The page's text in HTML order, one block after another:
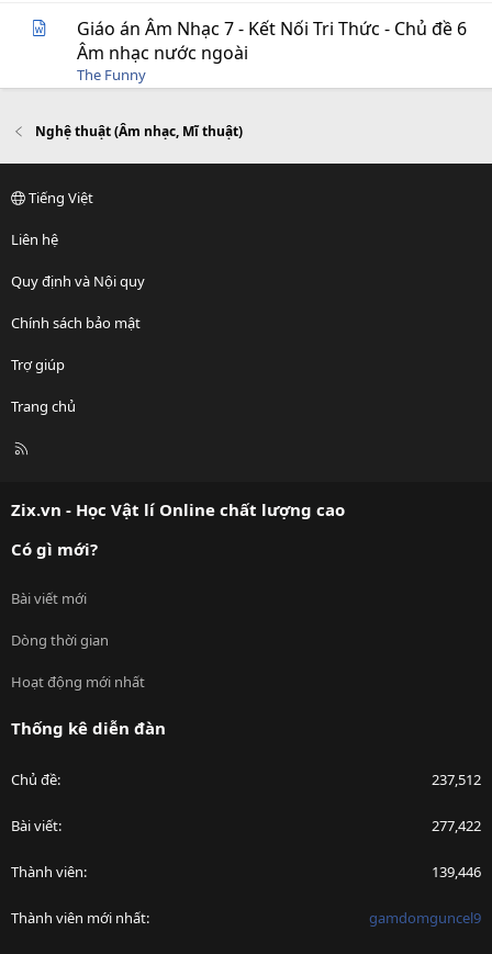
Giáo án Âm Nhạc 7 - Kết Nối Tri Thức - Chủ đề 6
Âm nhạc nước ngoài
The Funny
Nghệ thuật (Âm nhạc, Mĩ thuật)
Tiếng Việt
Liên hệ
Quy định và Nội quy
Chính sách bảo mật
Trợ giúp
Trang chủ
R
Zix.vn - Học Vật lí Online chất lượng cao
Có gì mới?
Bài viết mới
Dòng thời gian
Hoạt động mới nhất
Thống kê diễn đàn
Chủ đề 237,512
Bài viết 277,422
Thành viên 139,446
Thành viên mới nhất gamdomguncel9